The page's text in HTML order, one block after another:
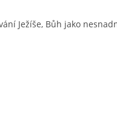
Ježíše, Bůh jako